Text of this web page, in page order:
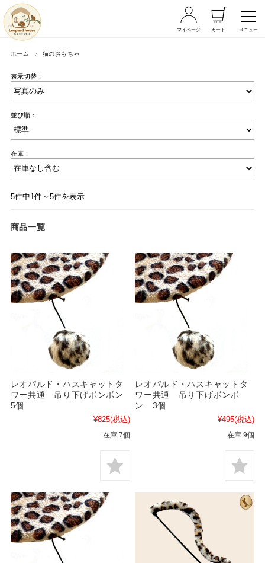
メニュー
マイページ カート
ホーム 猫のおもちゃ
表示切替：
並び順：
在庫：
5件中1件～5件を表示
商品一覧
レオパルド・ハスキャットタ
ワー共通 吊り下げボンボン
5個
¥825(税込)
在庫 7個
レオパルド・ハスキャットタ
ワー共通 吊り下げボンボ
ン 3個
¥495(税込)
在庫 9個